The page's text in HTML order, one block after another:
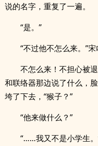
说的名字，重复了一遍。
“是。”
“不过他不怎么来。”宋
不怎么来！不担心被
和联络器那边说了什么，
垮了下去，“猴子？”
“他来做什么？”
“……我又不是小学生